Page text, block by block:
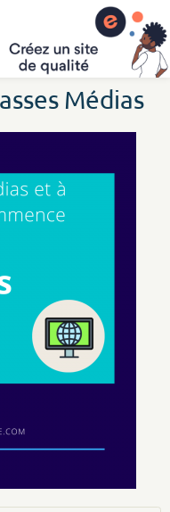
à l'Information
Médias